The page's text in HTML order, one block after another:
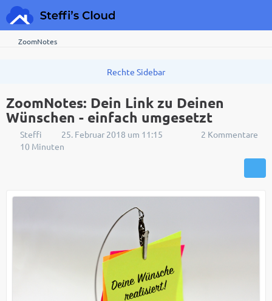
ZoomNotes
ZoomNotes: Dein Link zu Deinen
Wünschen - einfach umgesetzt
Steffi 25. Februar 2018 um 11:15
2 Kommentare
10 Minuten